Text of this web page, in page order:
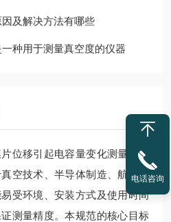
及解决方法有哪些
种用于测量真空度的仪器
位移引起电容量变化测量压力
空技术、半导体制造、航空航
受环境、安装方式及使用时间
测量精度。本规范的核心目标
电话咨询